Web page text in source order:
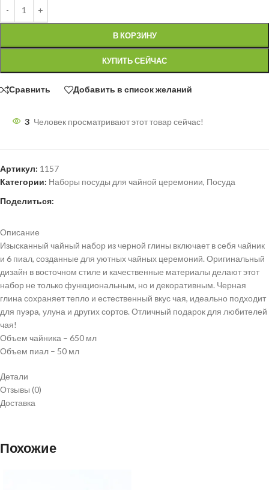
В КОРЗИНУ
КУПИТЬ СЕЙЧАС
Сравнить Добавить в список желаний
3 Человек просматривают этот товар сейчас!
Артикул: 1157
Категории: Наборы посуды для чайной церемонии, Посуда
Поделиться:
Описание
Изысканный чайный набор из черной глины включает в себя чайник
и 6 пиал, созданные для уютных чайных церемоний. Оригинальный
дизайн в восточном стиле и качественные материалы делают этот
набор не только функциональным, но и декоративным. Черная
глина сохраняет тепло и естественный вкус чая, идеально подходит
для пуэра, улуна и других сортов. Отличный подарок для любителей
чая!
Объем чайника – 650 мл
Объем пиал – 50 мл
Детали
Отзывы (0)
Доставка
Похожие